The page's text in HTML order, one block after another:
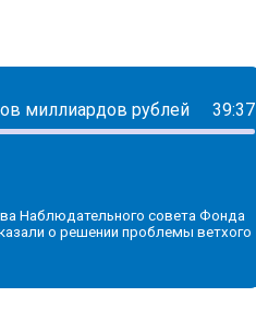
миллиардов рублей 39:37
Наблюдательного совета Фонда
о решении проблемы ветхого